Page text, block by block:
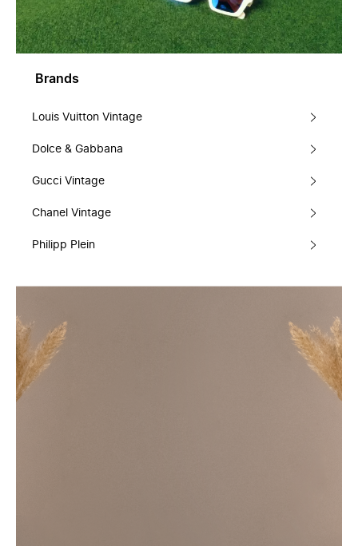
Brands
Louis Vuitton Vintage
Dolce & Gabbana
Gucci Vintage
Chanel Vintage
Philipp Plein